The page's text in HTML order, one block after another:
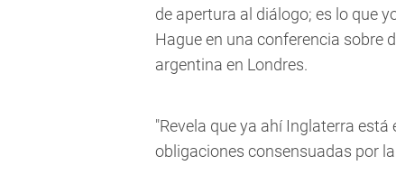
de apertura al diálogo; es lo que
Hague en una conferencia sobre
argentina en Londres.
"Revela que ya ahí Inglaterra
obligaciones consensuadas por